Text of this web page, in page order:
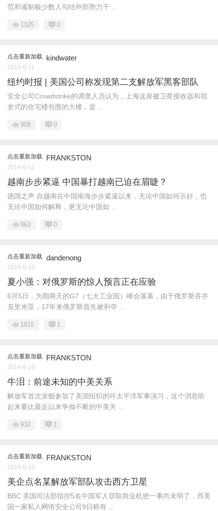
范和遏制极少数人勾结外部势力干 ...
1325 0
点击重新加载 kindwater
2014-6-11
纽约时报 | 美国公司称发现第二支解放军黑客部队
安全公司Crowdstrike的调查人员认为，上海这座被卫星接收器和宿
舍式的住宅楼包围的大楼，是 ...
908 0
点击重新加载 FRANKSTON
2014-6-11
越南步步紧逼 中国暴打越南已迫在眉睫？
德国之声 自越南在中国南海步步紧逼以来，无论中国如何示好，也
无论中国如何解释，更无论中国如 ...
863 0
点击重新加载 dandenong
2014-6-10
夏小强：对俄罗斯的惊人预言正在应验
6月5日，为期两天的G7（七大工业国）峰会落幕，由于俄罗斯吞并
克里米亚，17年来俄罗斯首先被剥夺 ...
1815 1
点击重新加载 FRANKSTON
2014-6-10
牛泪：前途未知的中美关系
解放军首次派舰参加了美国组织的环太平洋军事演习，这个消息听
起来要比最近以来争拗不断的中美关 ...
932 1
点击重新加载 FRANKSTON
2014-6-10
美企点名某解放军部队攻击西方卫星
BBC 美国司法部指控5名中国军人窃取商业机密一事尚未明了，而美
国一家私人网络安全公司9日称有 ...